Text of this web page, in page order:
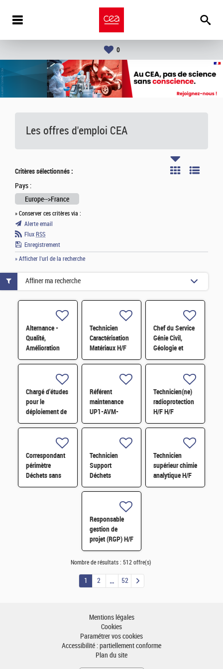
0
Les offres d'emploi CEA
Critères sélectionnés :
Pays :
Europe-->France
» Conserver ces critères via :
Alerte email
Flux RSS
Enregistrement
» Afficher l'url de la recherche
Alternance -
Qualité,
Amélioration
continue et
Technicien
Caractérisation
Matériaux H/F
Chef du Service
Génie Civil,
Géologie et
Géotechnique
Chargé d'études
pour le
déploiement de
l'économie
Référent
maintenance
UP1-AVM-
IECDA H/F
Technicien(ne)
radioprotection
H/F H/F
Correspondant
périmètre
Déchets sans
filières H/F
Technicien
Support
Déchets
Transport STEL
Technicien
supérieur chimie
analytique H/F
Responsable
gestion de
projet (RGP) H/F
Affiner ma recherche
Nombre de résultats : 512 offre(s)
1 2 52
Mentions légales
Cookies
Paramétrer vos cookies
Accessibilité : partiellement conforme
Plan du site